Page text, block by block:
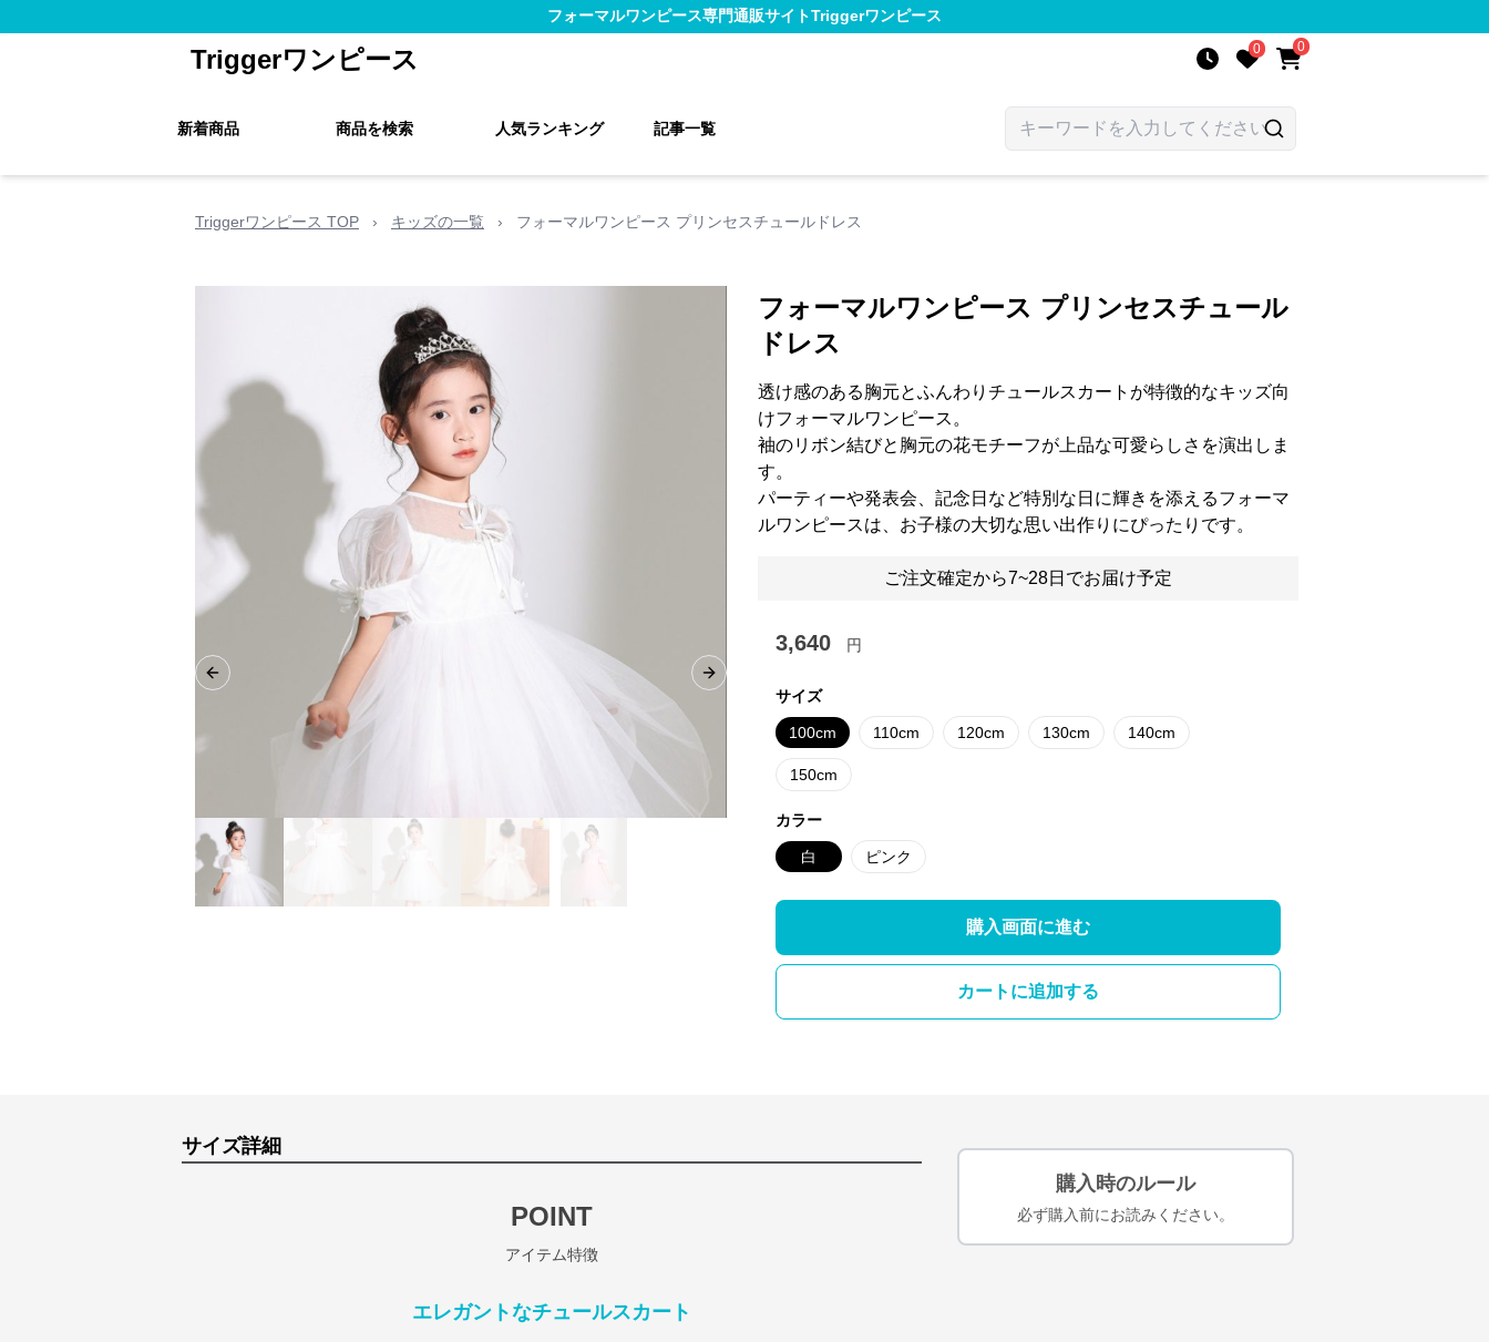
フォーマルワンピース専門通販サイトTriggerワンピース
Triggerワンピース 0 0
新着商品 商品を検索 人気ランキング 記事一覧
Triggerワンピース TOP › キッズの一覧 › フォーマルワンピース プリンセスチュールドレス
Previous slide Next slide
フォーマルワンピース プリンセスチュール
ドレス
透け感のある胸元とふんわりチュールスカートが特徴的なキッズ向
けフォーマルワンピース。
袖のリボン結びと胸元の花モチーフが上品な可愛らしさを演出しま
す。
パーティーや発表会、記念日など特別な日に輝きを添えるフォーマ
ルワンピースは、お子様の大切な思い出作りにぴったりです。
ご注文確定から7~28日でお届け予定
3,640 円
サイズ
100cm 110cm 120cm 130cm 140cm
150cm
カラー
白 ピンク
購入画面に進む
カートに追加する
サイズ詳細
POINT
アイテム特徴
エレガントなチュールスカート
購入時のルール
必ず購入前にお読みください。